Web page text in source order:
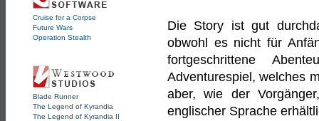
Cruise for a Corpse
Future Wars
Operation Stealth
Blade Runner
The Legend of Kyrandia
The Legend of Kyrandia II
Die Story ist gut
obwohl es nicht für
fortgeschrittene
Adventurespiel, welches
aber, wie der
englischer Sprache